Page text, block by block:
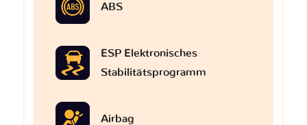
ABS
ESP Elektronisches
Stabilitätsprogramm
Airbag